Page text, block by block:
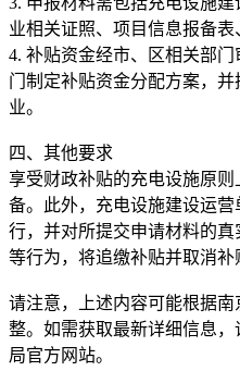
业相关证照、项目信息报备表
4. 补贴资金经市、区相关部
门制定补贴资金分配方案，
业。
四、其他要求
享受财政补贴的充电设施原
备。此外，充电设施建设运
行，并对所提交申请材料的
等行为，将追缴补贴并取消补
请注意，上述内容可能根据
整。如需获取最新详细信息
局官方网站。